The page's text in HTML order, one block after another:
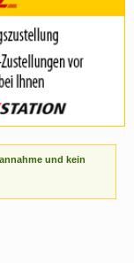
und kein